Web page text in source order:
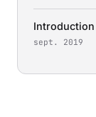
Introduction
sept. 2019